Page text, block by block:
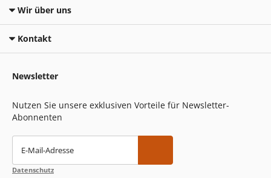
Wir über uns
Kontakt
Newsletter
Nutzen Sie unsere exklusiven Vorteile für Newsletter-
Abonnenten
E-Mail-Adresse
Datenschutz